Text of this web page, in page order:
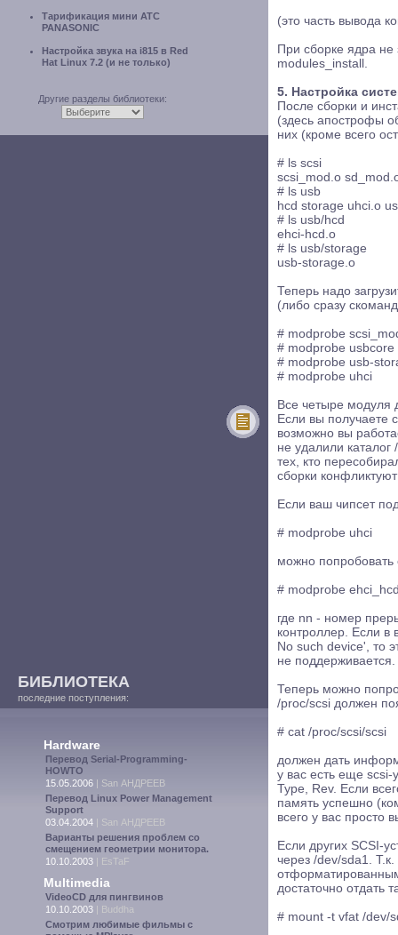
Тарификация мини АТС
PANASONIC
Настройка звука на i815 в Red
Hat Linux 7.2 (и не только)
Другие разделы библиотеки:
БИБЛИОТЕКА
последние поступления:
Hardware
Перевод Serial-Programming-
HOWTO
15.05.2006 | San АНДРЕЕВ
Перевод Linux Power Management
Support
03.04.2004 | San АНДРЕЕВ
Варианты решения проблем со
смещением геометрии монитора.
10.10.2003 | EsTaF
Multimedia
VideoCD для пингвинов
10.10.2003 | Buddha
Смотрим любимые фильмы с
(это часть вывода
При сборке ядра
modules_install.
5. Настройка
После сборки и
(здесь апострофы
них (кроме всего
# ls scsi
scsi_mod.o
# ls usb
hcd storage uhci.o
# ls usb/hcd
ehci-hcd.o
# ls usb/storage
usb-storage.o
Теперь надо
(либо сразу
# modprobe
# modprobe usbcore
# modprobe usb-
# modprobe uhci
Все четыре модуля
Если вы получаете
возможно вы
не удалили каталог
тех, кто
сборки
Если ваш чипсет
# modprobe uhci
можно попробовать
# modprobe
где nn - номер
контроллер. Если в
No such device', то
не поддерживается.
Теперь можно
/proc/scsi должен
# cat /proc/scsi/scsi
должен дать
у вас есть еще scsi-
Type, Rev. Если
память успешно
всего у вас просто
Если других SCSI-
через /dev/sda1.
достаточно отдать
# mount -t vfat /dev/